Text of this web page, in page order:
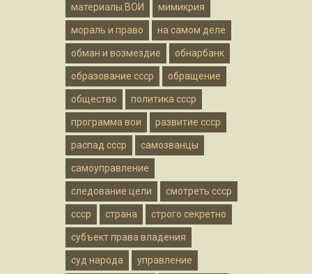
материалы ВОИ мимикрия
мораль и право на самом деле
обман и возмездие обнарбанк
образование ссср обращение
общество политика ссср
программа вои развитие ссср
распад ссср самозванцы
самоуправление
следование цели смотреть ссср
ссср страна строго секретно
субъект права владения
суд народа управление